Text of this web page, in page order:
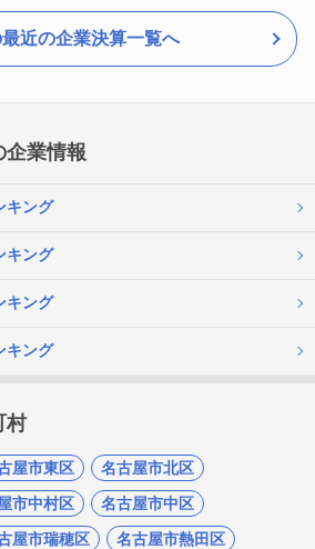
最近の企業決算一覧へ
企業情報
キング
キング
キング
キング
村
屋市東区
名古屋市北区
市中村区
名古屋市中区
屋市瑞穂区
名古屋市熱田区